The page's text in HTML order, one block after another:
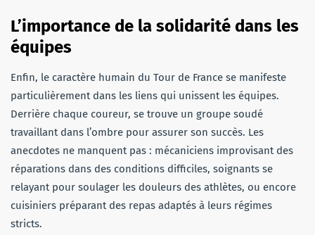
L’importance de la solidarité dans les
équipes
Enfin, le caractère humain du Tour de France se manifeste
particulièrement dans les liens qui unissent les équipes.
Derrière chaque coureur, se trouve un groupe soudé
travaillant dans l’ombre pour assurer son succès. Les
anecdotes ne manquent pas : mécaniciens improvisant des
réparations dans des conditions difficiles, soignants se
relayant pour soulager les douleurs des athlètes, ou encore
cuisiniers préparant des repas adaptés à leurs régimes
stricts.